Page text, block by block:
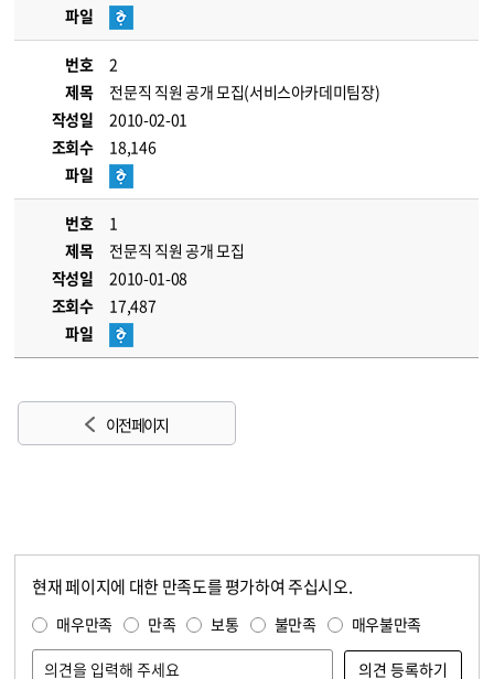
파일
번호
2
제목
전문직 직원 공개 모집(서비스아카데미팀장)
작성일
2010-02-01
조회수
18,146
파일
번호
1
제목
전문직 직원 공개 모집
작성일
2010-01-08
조회수
17,487
파일
이전 페이지
현재 페이지에 대한 만족도를 평가하여 주십시오.
매우만족 만족 보통 불만족 매우불만족